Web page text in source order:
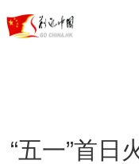
“五一”首日